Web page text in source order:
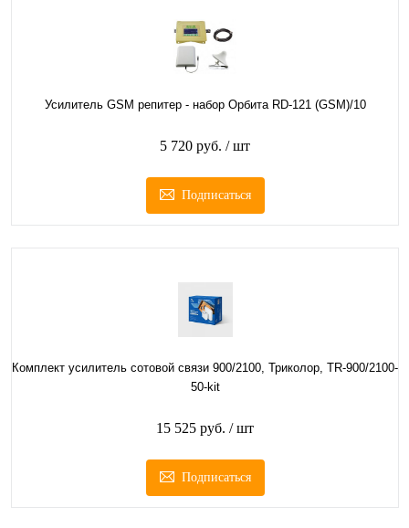
Усилитель GSM репитер - набор Орбита RD-121 (GSM)/10
5 720 руб. / шт
Подписаться
Комплект усилитель сотовой связи 900/2100, Триколор, TR-900/2100-
50-kit
15 525 руб. / шт
Подписаться